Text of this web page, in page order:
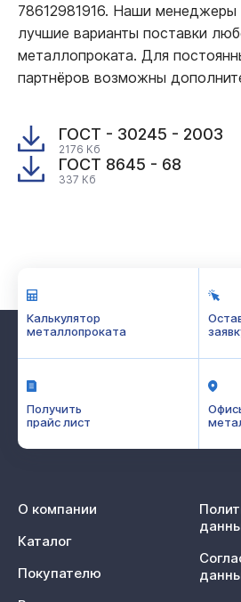
78612981916. Наши
лучшие варианты поставки
металлопроката. Для
партнёров возможны
ГОСТ - 30245 - 2003
2176 Кб
ГОСТ 8645 - 68
337 Кб
Калькулятор
металлопроката
Получить
прайс лист
О компании
Каталог
Покупателю